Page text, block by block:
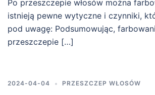
Po przeszczepie włosów można
istnieją pewne wytyczne i czynniki,
pod uwagę: Podsumowując,
przeszczepie […]
2024-04-04 PRZESZCZEP WŁOSÓW